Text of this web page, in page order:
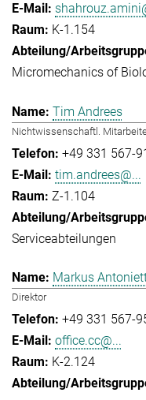
K-1.154
Micromechanics of
Tim Andrees
Nichtwissenschaftl.
+49 331 567-
tim.andrees@...
Z-1.104
Serviceabteilungen
Markus
Direktor
+49 331 567-
office.cc@...
K-2.124